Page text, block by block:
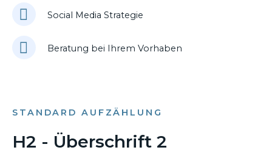
Social Media Strategie
Beratung bei Ihrem Vorhaben
STANDARD AUFZÄHLUNG
H2 - Überschrift 2